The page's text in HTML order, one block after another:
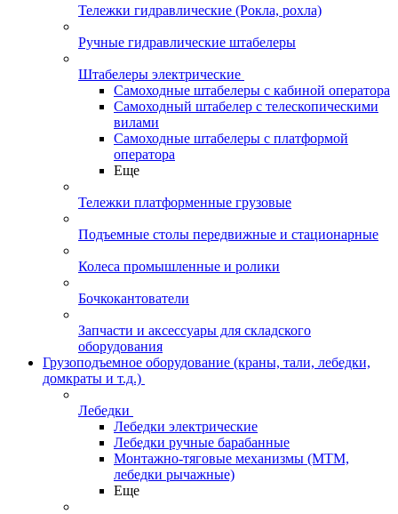
Тележки гидравлические (Рокла, рохла)
Ручные гидравлические штабелеры
Штабелеры электрические
Самоходные штабелеры с кабиной оператора
Самоходный штабелер с телескопическими
вилами
Самоходные штабелеры с платформой
оператора
Еще
Тележки платформенные грузовые
Подъемные столы передвижные и стационарные
Колеса промышленные и ролики
Бочкокантователи
Запчасти и аксессуары для складского
оборудования
Грузоподъемное оборудование (краны, тали, лебедки,
домкраты и т.д.)
Лебедки
Лебедки электрические
Лебедки ручные барабанные
Монтажно-тяговые механизмы (МТМ,
лебедки рычажные)
Еще